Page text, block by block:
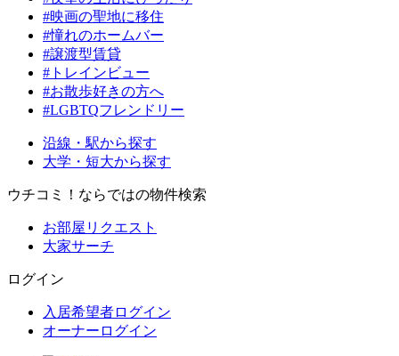
#映画の聖地に移住
#憧れのホームバー
#譲渡型賃貸
#トレインビュー
#お散歩好きの方へ
#LGBTQフレンドリー
沿線・駅から探す
大学・短大から探す
ウチコミ！ならではの物件検索
お部屋リクエスト
大家サーチ
ログイン
入居希望者ログイン
オーナーログイン